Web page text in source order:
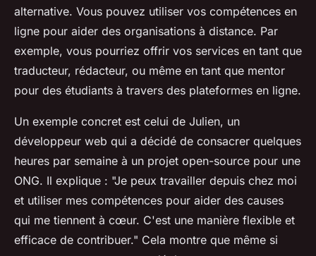
alternative. Vous pouvez utiliser vos compétences en
ligne pour aider des organisations à distance. Par
exemple, vous pourriez offrir vos services en tant que
traducteur, rédacteur, ou même en tant que mentor
pour des étudiants à travers des plateformes en ligne.
Un exemple concret est celui de Julien, un
développeur web qui a décidé de consacrer quelques
heures par semaine à un projet open-source pour une
ONG. Il explique : "Je peux travailler depuis chez moi
et utiliser mes compétences pour aider des causes
qui me tiennent à cœur. C'est une manière flexible et
efficace de contribuer." Cela montre que même si